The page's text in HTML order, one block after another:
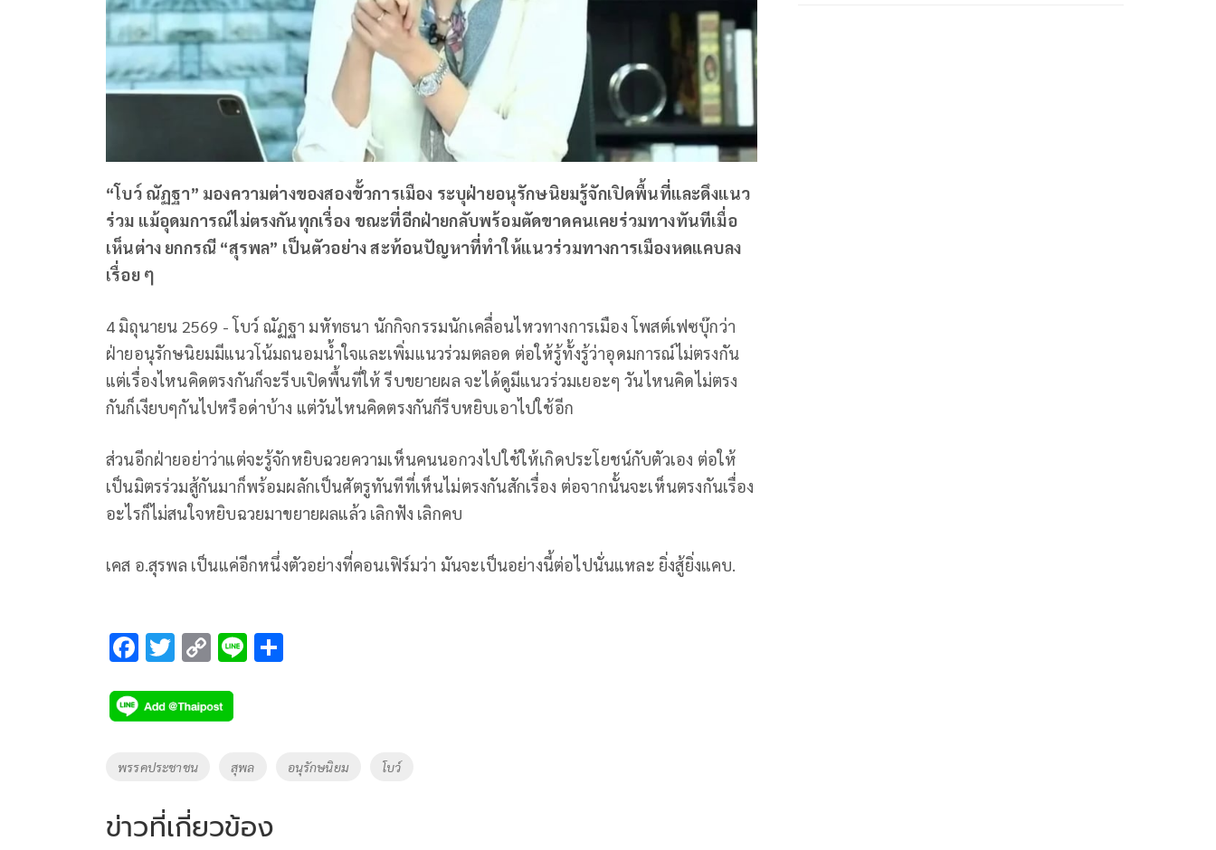
“โบว์ ณัฏฐา” มองความต่างของสองขั้วการเมือง ระบุฝ่ายอนุรักษนิยมรู้จักเปิดพื้นที่และดึงแนว
ร่วม แม้อุดมการณ์ไม่ตรงกันทุกเรื่อง ขณะที่อีกฝ่ายกลับพร้อมตัดขาดคนเคยร่วมทางทันทีเมื่อ
เห็นต่าง ยกกรณี “สุรพล” เป็นตัวอย่าง สะท้อนปัญหาที่ทำให้แนวร่วมทางการเมืองหดแคบลง
เรื่อย ๆ
4 มิถุนายน 2569 - โบว์ ณัฏฐา มหัทธนา นักกิจกรรมนักเคลื่อนไหวทางการเมือง โพสต์เฟซบุ๊กว่า
ฝ่ายอนุรักษนิยมมีแนวโน้มถนอมน้ำใจและเพิ่มแนวร่วมตลอด ต่อให้รู้ทั้งรู้ว่าอุดมการณ์ไม่ตรงกัน
แต่เรื่องไหนคิดตรงกันก็จะรีบเปิดพื้นที่ให้ รีบขยายผล จะได้ดูมีแนวร่วมเยอะๆ วันไหนคิดไม่ตรง
กันก็เงียบๆกันไปหรือด่าบ้าง แต่วันไหนคิดตรงกันก็รีบหยิบเอาไปใช้อีก
ส่วนอีกฝ่ายอย่าว่าแต่จะรู้จักหยิบฉวยความเห็นคนนอกวงไปใช้ให้เกิดประโยชน์กับตัวเอง ต่อให้
เป็นมิตรร่วมสู้กันมาก็พร้อมผลักเป็นศัตรูทันทีที่เห็นไม่ตรงกันสักเรื่อง ต่อจากนั้นจะเห็นตรงกันเรื่อง
อะไรก็ไม่สนใจหยิบฉวยมาขยายผลแล้ว เลิกฟัง เลิกคบ
เคส อ.สุรพล เป็นแค่อีกหนึ่งตัวอย่างที่คอนเฟิร์มว่า มันจะเป็นอย่างนี้ต่อไปนั่นแหละ ยิ่งสู้ยิ่งแคบ.
F
e
b
o
k
T
tt
er
C
p
y
Li
k
Li
Tags
พรรคประชาชน สุพล อนุรักษนิยม โบว์
ข่าวที่เกี่ยวข้อง